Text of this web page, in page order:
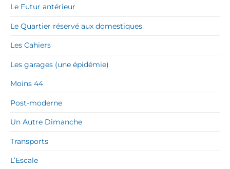
Le Futur antérieur
Le Quartier réservé aux domestiques
Les Cahiers
Les garages (une épidémie)
Moins 44
Post-moderne
Un Autre Dimanche
Transports
L’Escale